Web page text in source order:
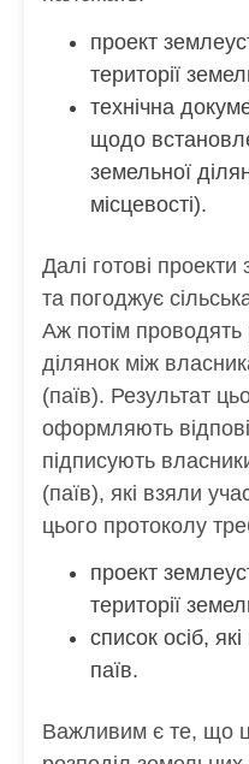
проект
території
технічна
щодо
земельної
місцевості).
Далі готові
та погоджує
Аж потім проводять
ділянок між
(паїв). Результат
оформляють
підписують
(паїв), які взяли
цього протоколу
проект
території
список осіб,
паїв.
Важливим є те, що